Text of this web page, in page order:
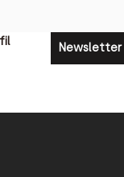
Newsletter